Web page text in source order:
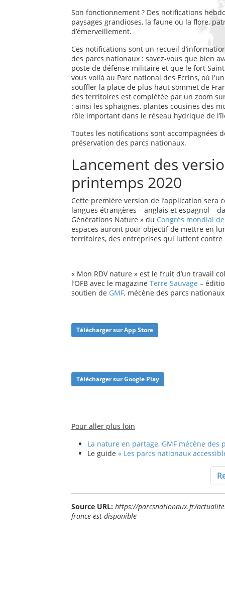
Son fonctionnement ? Des notifications
paysages grandioses, la faune ou la flore,
d’émerveillement.
Ces notifications sont un recueil
des parcs nationaux : savez-vous que bien
poste de défense militaire et que le fort
vous voilà au Parc national des Ecrins, où
souffler la place de plus haut sommet de
des territoires est complétée par un zoom
: ainsi les sphaignes, plantes cousines des
rôle important dans le réseau hydrique de
Toutes les notifications sont accompagnées
préservation des parcs nationaux.
Lancement des
printemps 2020
Cette première version de l’application
langues étrangères – anglais et espagnol –
Générations Nature » du Congrès mondial
espaces auront pour objectif de mettre en
territoires, des entreprises qui luttent contre
« Mon RDV nature » est le fruit d’un travail
l’OFB avec le magazine Terre Sauvage –
soutien de GMF, mécène des parcs
Télécharger sur App Store
Télécharger sur Google Play
Pour aller plus loin
La nature en partage, GMF mécène des
Le guide « Les parcs nationaux
Source URL: https://parcsnationaux.fr/
france-est-disponible